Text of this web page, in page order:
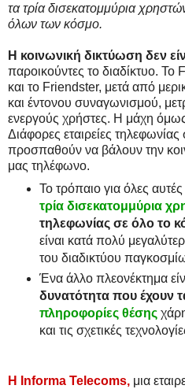
τα τρία δισεκατομμύρια
όλων των κόσμο.
Η κοινωνική δικτύωση δεν
παροικούντες το διαδίκτυο.
και το Friendster, μετά από
και έντονου συναγωνισμού,
ενεργούς χρήστες. Η μάχη
Διάφορες εταιρείες
προσπαθούν να βάλουν την
μας τηλέφωνο.
Το τρόπαιο για όλες αυτές
τρία δισεκατομμύρια
τηλεφωνίας σε όλο το
είναι κατά πολύ
του διαδικτύου
Ένα άλλο πλεονέκτημα
δυνατότητα που έχουν
πληροφορίες θέσης
και τις σχετικές
Η Informa Telecoms, μια